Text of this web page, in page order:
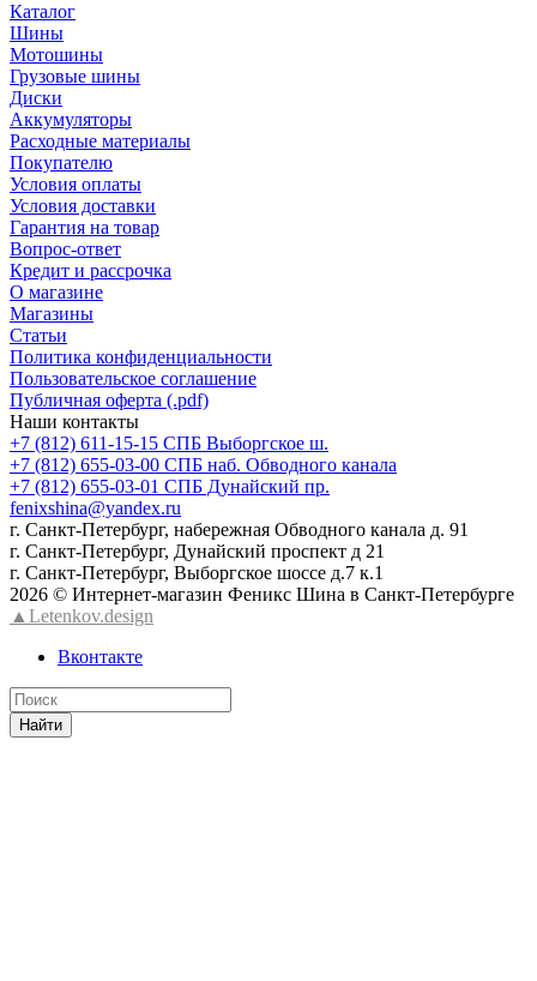
Каталог
Шины
Мотошины
Грузовые шины
Диски
Аккумуляторы
Расходные материалы
Покупателю
Условия оплаты
Условия доставки
Гарантия на товар
Вопрос-ответ
Кредит и рассрочка
О магазине
Магазины
Статьи
Политика конфиденциальности
Пользовательское соглашение
Публичная оферта (.pdf)
Наши контакты
+7 (812) 611-15-15 СПБ Выборгское ш.
+7 (812) 655-03-00 СПБ наб. Обводного канала
+7 (812) 655-03-01 СПБ Дунайский пр.
fenixshina@yandex.ru
г. Санкт-Петербург, набережная Обводного канала д. 91
г. Санкт-Петербург, Дунайский проспект д 21
г. Санкт-Петербург, Выборгское шоссе д.7 к.1
2026 © Интернет-магазин Феникс Шина в Санкт-Петербурге
▲Letenkov.design
Вконтакте
Найти